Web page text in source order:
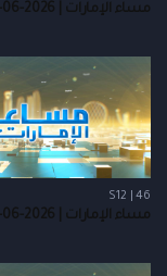
مساء الإمارات | 2026-06-18
S12 | 46
مساء الإمارات | 2026-06-16